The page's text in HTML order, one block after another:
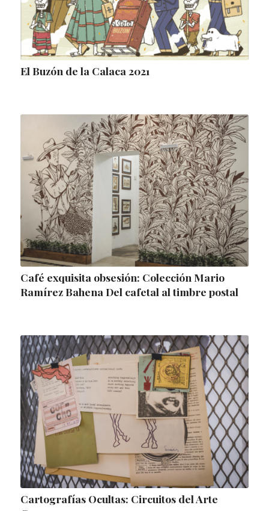
El Buzón de la Calaca 2021
Café exquisita obsesión: Colección Mario
Ramírez Bahena Del cafetal al timbre postal
Cartografías Ocultas: Circuitos del Arte